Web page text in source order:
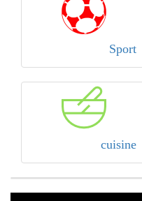
Sport
cuisine